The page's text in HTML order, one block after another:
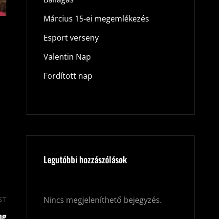
Next
Post
Március 15-ei megemlékezés
Esport verseny
Valentin Nap
Fordított nap
Legutóbbi hozzászólások
Nincs megjeleníthető bejegyzés.